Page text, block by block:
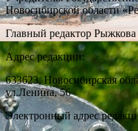
Новосибирской области
Главный редактор
Адрес редакции:
633623, Новосибирская
ул.Ленина, 56
Электронный адрес